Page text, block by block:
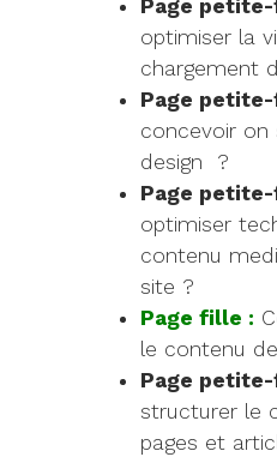
Page
optimiser la
chargement
Page
concevoir on
design ?
Page
optimiser
contenu
site ?
Page fille :
le contenu
Page
structurer le
pages et